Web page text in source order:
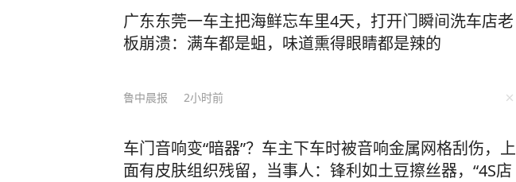
广东东莞一车主把海鲜忘车里4天，打开门瞬间洗车店老
板崩溃：满车都是蛆，味道熏得眼睛都是辣的
鲁中晨报 2小时前
车门音响变“暗器”？车主下车时被音响金属网格刮伤，上
面有皮肤组织残留，当事人：锋利如土豆擦丝器，“4S店